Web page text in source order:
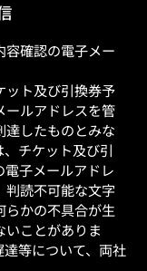
容確認の電子メー
ット及び引換券予
ールアドレスを管
したものとみな
チケット及び引
子メールアドレ
判読不可能な文字
かの不具合が生
いことがありま
等について、両社